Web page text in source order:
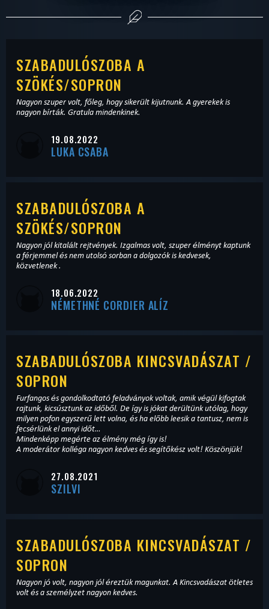
SZABADULÓSZOBA A
SZÖKÉS/SOPRON
Nagyon szuper volt, főleg, hogy sikerült kijutnunk. A gyerekek is
nagyon bírták. Gratula mindenkinek.
19.08.2022
LUKA CSABA
SZABADULÓSZOBA A
SZÖKÉS/SOPRON
Nagyon jól kitalált rejtvények. Izgalmas volt, szuper élményt kaptunk
a férjemmel és nem utolsó sorban a dolgozók is kedvesek,
közvetlenek .
18.06.2022
NÉMETHNÉ CORDIER ALÍZ
SZABADULÓSZOBA KINCSVADÁSZAT /
SOPRON
Furfangos és gondolkodtató feladványok voltak, amik végül kifogtak
rajtunk, kicsúsztunk az időből. De így is jókat derültünk utólag, hogy
milyen pofon egyszerű lett volna, és ha előbb leesik a tantusz, nem is
fecsérlünk el annyi időt…
Mindenképp megérte az élmény még így is!
A moderátor kolléga nagyon kedves és segítőkész volt! Köszönjük!
27.08.2021
SZILVI
SZABADULÓSZOBA KINCSVADÁSZAT /
SOPRON
Nagyon jó volt, nagyon jól éreztük magunkat. A Kincsvadászat ötletes
volt és a személyzet nagyon kedves.